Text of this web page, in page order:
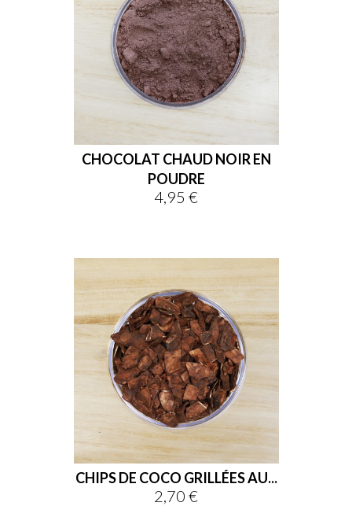
CHOCOLAT CHAUD NOIR EN
POUDRE
Prix
4,95 €
CHIPS DE COCO GRILLÉES AU...
Prix
2,70 €